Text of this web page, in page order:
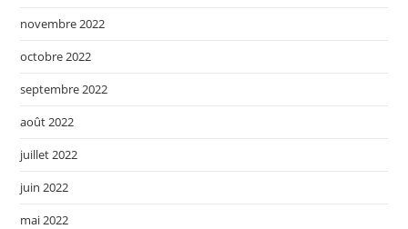
novembre 2022
octobre 2022
septembre 2022
août 2022
juillet 2022
juin 2022
mai 2022